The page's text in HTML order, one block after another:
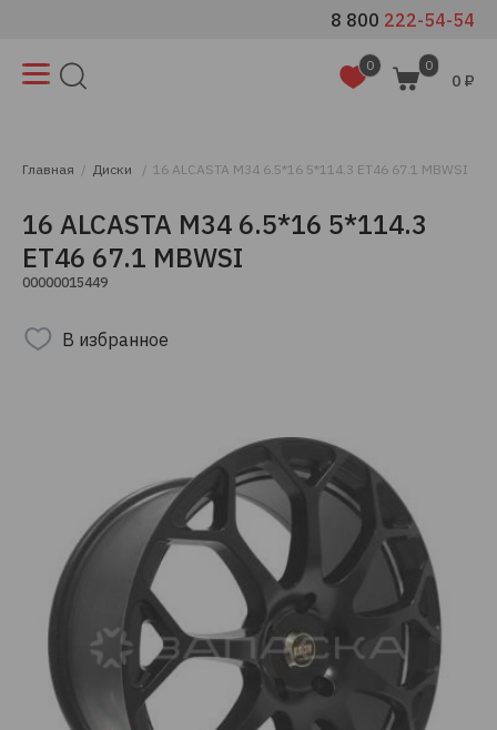
8 800 222-54-54
0 0
0 ₽
Главная Диски 16 ALCASTA M34 6.5*16 5*114.3 ET46 67.1 MBWSI
16 ALCASTA M34 6.5*16 5*114.3
ET46 67.1 MBWSI
00000015449
В избранное